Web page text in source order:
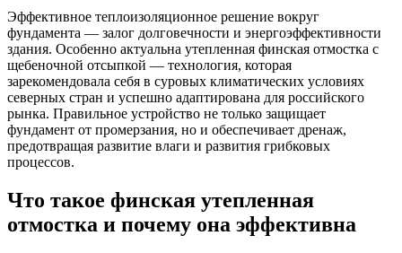
Эффективное теплоизоляционное решение вокруг
фундамента — залог долговечности и энергоэффективности
здания. Особенно актуальна утепленная финская отмостка с
щебеночной отсыпкой — технология, которая
зарекомендовала себя в суровых климатических условиях
северных стран и успешно адаптирована для российского
рынка. Правильное устройство не только защищает
фундамент от промерзания, но и обеспечивает дренаж,
предотвращая развитие влаги и развития грибковых
процессов.
Что такое финская утепленная
отмостка и почему она эффективна